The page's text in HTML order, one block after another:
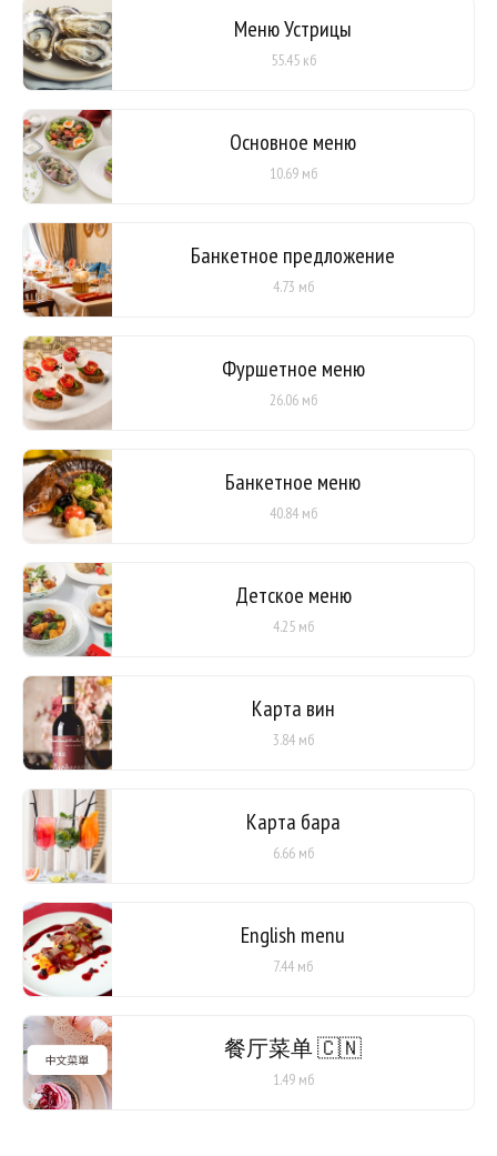
Меню Устрицы
55.45 кб
Основное меню
10.69 мб
Банкетное предложение
4.73 мб
Фуршетное меню
26.06 мб
Банкетное меню
40.84 мб
Детское меню
4.25 мб
Карта вин
3.84 мб
Карта бара
6.66 мб
English menu
7.44 мб
餐厅菜单 🇨🇳
1.49 мб